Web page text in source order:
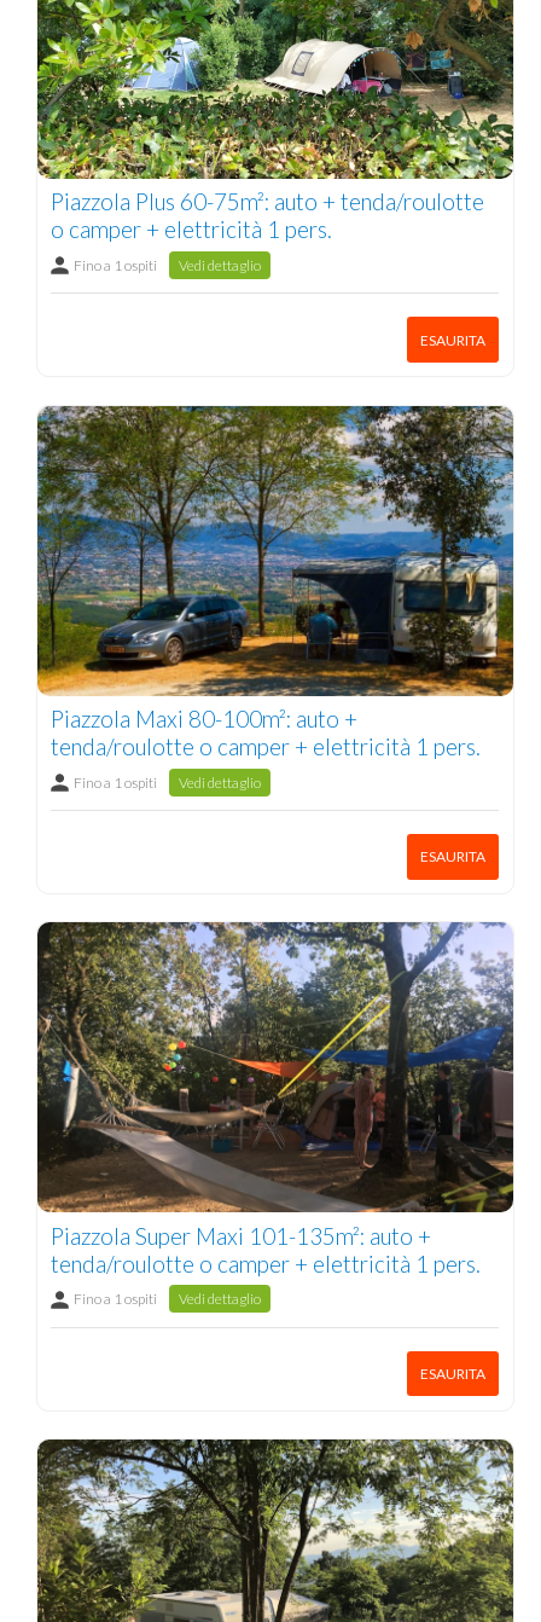
Piazzola Plus 60-75m²: auto + tenda/roulotte
o camper + elettricità 1 pers.
Fino a 1 ospiti Vedi dettaglio
ESAURITA
Piazzola Maxi 80-100m²: auto +
tenda/roulotte o camper + elettricità 1 pers.
Fino a 1 ospiti Vedi dettaglio
ESAURITA
Piazzola Super Maxi 101-135m²: auto +
tenda/roulotte o camper + elettricità 1 pers.
Fino a 1 ospiti Vedi dettaglio
ESAURITA